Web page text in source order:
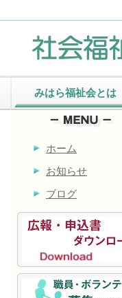
みはら福祉会とは
ホーム
お知らせ
ブログ